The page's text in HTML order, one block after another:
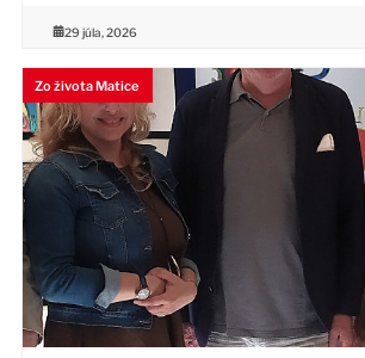
29 júla, 2026
Zo života Matice